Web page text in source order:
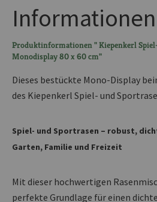
Informationen
Produktinformationen " Kiepenkerl
Monodisplay 80 x 60 cm"
Dieses bestückte Mono-Display
des Kiepenkerl Spiel- und
Spiel- und Sportrasen – robust,
Garten, Familie und Freizeit
Mit dieser hochwertigen
perfekte Grundlage für einen